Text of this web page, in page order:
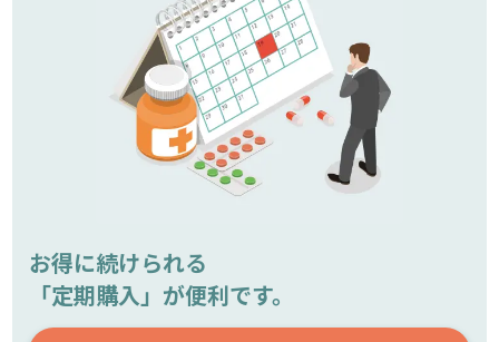
お得に続けられる
「定期購入」が便利です。